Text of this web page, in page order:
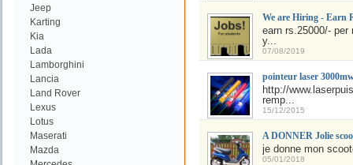
Jeep
Karting
Kia
Lada
Lamborghini
Lancia
Land Rover
Lexus
Lotus
Maserati
Mazda
We are Hiring - Earn
earn rs.25000/-
y...
07/08/2019
pointeur laser
http://
remp...
15/12/2015
A DONNER Jolie
je donne mon
05/01/2018